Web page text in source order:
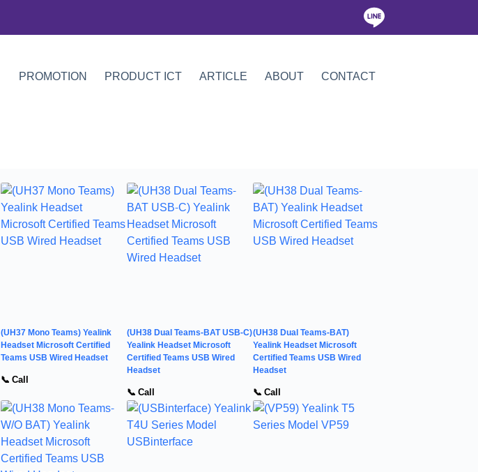
PROMOTION PRODUCT ICT ARTICLE ABOUT CONTACT
(UH37 Mono Teams) Yealink
Headset Microsoft Certified
Teams USB Wired Headset
📞 Call
(UH38 Dual Teams-BAT USB-C)
Yealink Headset Microsoft
Certified Teams USB Wired
Headset
📞 Call
(UH38 Dual Teams-BAT)
Yealink Headset Microsoft
Certified Teams USB Wired
Headset
📞 Call